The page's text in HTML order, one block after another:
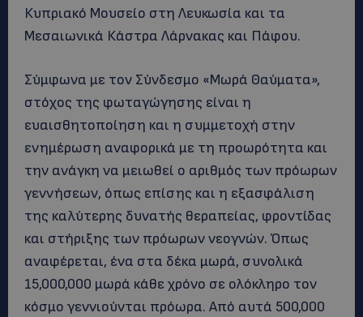
Κυπριακό Μουσείο στη Λευκωσία και τα
Μεσαιωνικά Κάστρα Λάρνακας και Πάφου.
Σύμφωνα με τον Σύνδεσμο «Μωρά Θαύματα»,
στόχος της φωταγώγησης είναι η
ευαισθητοποίηση και η συμμετοχή στην
ενημέρωση αναφορικά με τη προωρότητα και
την ανάγκη να μειωθεί ο αριθμός των πρόωρων
γεννήσεων, όπως επίσης και η εξασφάλιση
της καλύτερης δυνατής θεραπείας, φροντίδας
και στήριξης των πρόωρων νεογνών. Όπως
αναφέρεται, ένα στα δέκα μωρά, συνολικά
15,000,000 μωρά κάθε χρόνο σε ολόκληρο τον
κόσμο γεννιούνται πρόωρα. Από αυτά 500,000